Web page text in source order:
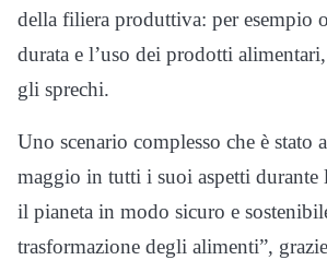
della filiera produttiva: per esempio
durata e l’uso dei prodotti
gli sprechi.
Uno scenario complesso che è stato
maggio in tutti i suoi aspetti durante
il pianeta in modo sicuro e
trasformazione degli alimenti”,